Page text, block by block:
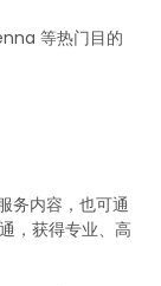
等热门目的
务内容，也可通
，获得专业、高